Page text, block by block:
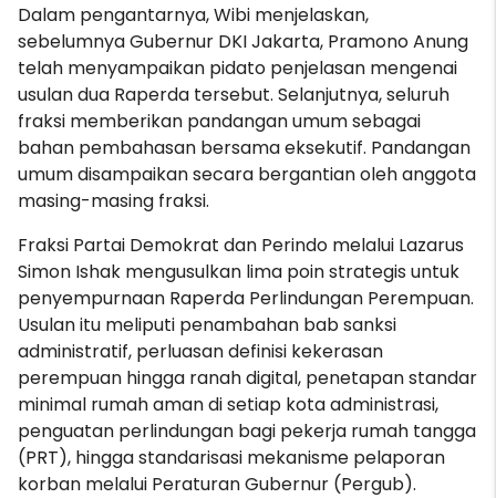
Dalam pengantarnya, Wibi menjelaskan,
sebelumnya Gubernur DKI Jakarta, Pramono Anung
telah menyampaikan pidato penjelasan mengenai
usulan dua Raperda tersebut. Selanjutnya, seluruh
fraksi memberikan pandangan umum sebagai
bahan pembahasan bersama eksekutif. Pandangan
umum disampaikan secara bergantian oleh anggota
masing-masing fraksi.
Fraksi Partai Demokrat dan Perindo melalui Lazarus
Simon Ishak mengusulkan lima poin strategis untuk
penyempurnaan Raperda Perlindungan Perempuan.
Usulan itu meliputi penambahan bab sanksi
administratif, perluasan definisi kekerasan
perempuan hingga ranah digital, penetapan standar
minimal rumah aman di setiap kota administrasi,
penguatan perlindungan bagi pekerja rumah tangga
(PRT), hingga standarisasi mekanisme pelaporan
korban melalui Peraturan Gubernur (Pergub).